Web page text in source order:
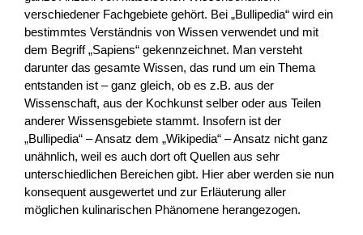
verschiedener Fachgebiete gehört. Bei „Bullipedia“ wird ein
bestimmtes Verständnis von Wissen verwendet und mit
dem Begriff „Sapiens“ gekennzeichnet. Man versteht
darunter das gesamte Wissen, das rund um ein Thema
entstanden ist – ganz gleich, ob es z.B. aus der
Wissenschaft, aus der Kochkunst selber oder aus Teilen
anderer Wissensgebiete stammt. Insofern ist der
„Bullipedia“ – Ansatz dem „Wikipedia“ – Ansatz nicht ganz
unähnlich, weil es auch dort oft Quellen aus sehr
unterschiedlichen Bereichen gibt. Hier aber werden sie nun
konsequent ausgewertet und zur Erläuterung aller
möglichen kulinarischen Phänomene herangezogen.